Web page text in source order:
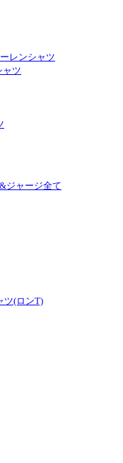
レンシャツ
ャツ
ジャージ全て
ツ(ロンT)